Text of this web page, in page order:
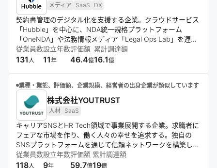
メディア SaaS DX
契約書管理のデジタル化を支援する企業。クラウドサービス
「Hubble」を中心に、NDA統一規格プラットフォーム
「OneNDA」や法務情報メディア「Legal Ops Lab」を運
営。法務と事業部門の協業促進、業務効率化を通じ、契約業
務の生産性向上を実現する。
従業員数
131 人
設立年数
11年
評価額
46.4億
累計調達額
16.1億
業種・業態、評価額、企業規模、経営者の出身企業が類似しています
株式会社YOUTRUST
人材 SaaS
キャリアSNSとHR Tech領域で事業展開する企業。求職者に
フェアな市場を作り、働く人々の幸せを追求する。独自の
SNSプラットフォームを通じて信頼ネットワークを構築し、
それを活用したSaaS製品「YOUTRUST」を提供。20万人超
のユーザー基盤と1,000社以上の導入実績を持つ。
従業員数
118人
設立年数
9年
評価額
59.7億
累計調達額
19億